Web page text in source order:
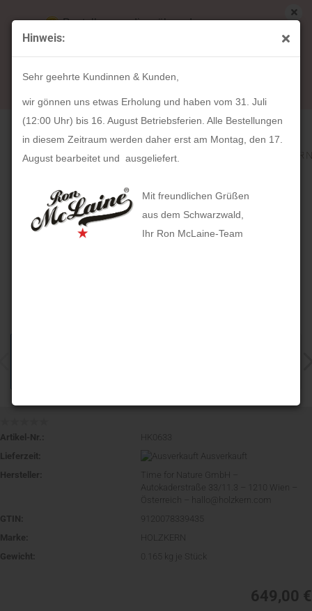
Hinweis:
Sehr geehrte Kundinnen & Kunden,
wir gönnen uns etwas Erholung und haben vom 31. Juli
(12:00 Uhr) bis 16. August Betriebsferien. Alle Bestellungen
in diesem Zeitraum werden daher erst am Montag, den 17.
August bearbeitet und ausgeliefert.
Mit freundlichen Grüßen
aus dem Schwarzwald,
Ihr Ron McLaine-Team
Bestellungen die während unserer
Betriebsferien (31. Juli ab 12:00 Uhr bis 16.
August) aufgegeben werden, werden ab Montag,
17. August bearbeitet und versendet.
« Erster « zurück
weiter »
Artikel in dieser Kategorie
HOLZKERN Fisher (45mm)
Artikel-Nr.:
HK0633
Lieferzeit:
Ausverkauft
Hersteller:
Time for Nature GmbH –
Autokaderstraße 33/11.3 – 1210 Wien –
Österreich – hallo@holzkern.com
GTIN:
9120078339435
Marke:
HOLZKERN
Gewicht:
0.165 kg je Stück
649,00 €